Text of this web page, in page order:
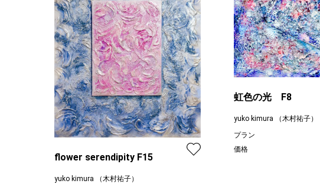
flower serendipity F15
yuko kimura （木村祐子）
虹色の光 F8
yuko kimura （木村祐子）
プラン
価格